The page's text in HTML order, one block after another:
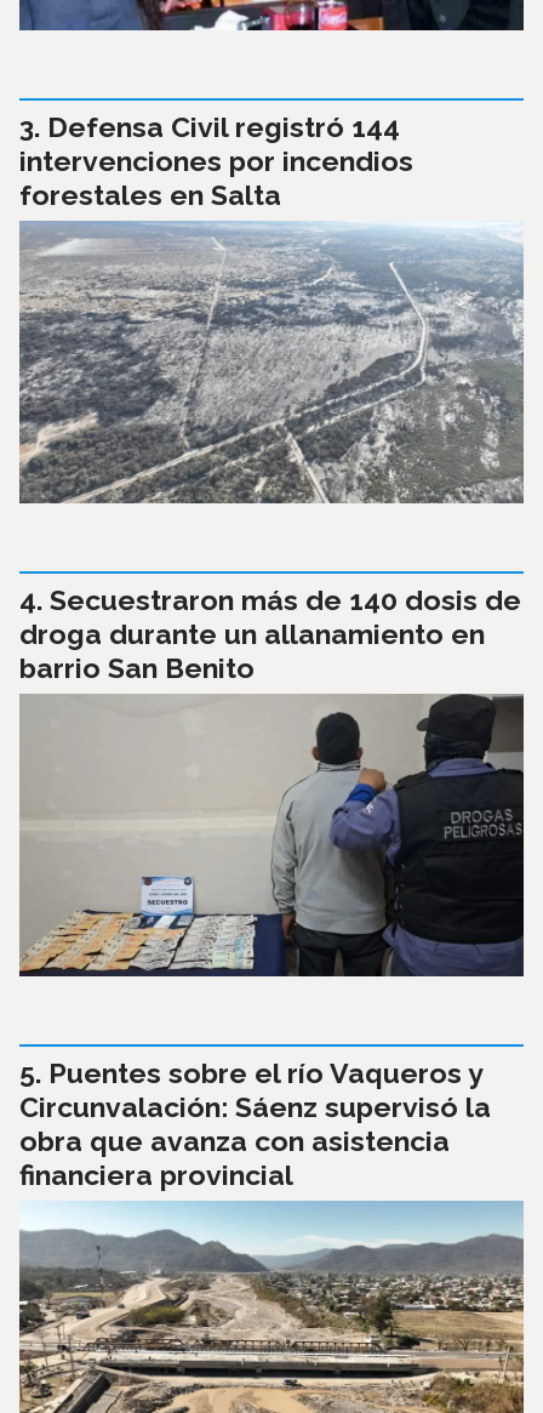
Defensa Civil registró 144
intervenciones por incendios
forestales en Salta
Secuestraron más de 140 dosis de
droga durante un allanamiento en
barrio San Benito
Puentes sobre el río Vaqueros y
Circunvalación: Sáenz supervisó la
obra que avanza con asistencia
financiera provincial